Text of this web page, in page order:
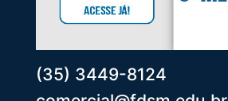
(35) 3449-8124